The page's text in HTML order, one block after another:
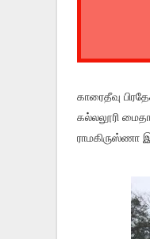
காரைதீவு
கல்லலூரி